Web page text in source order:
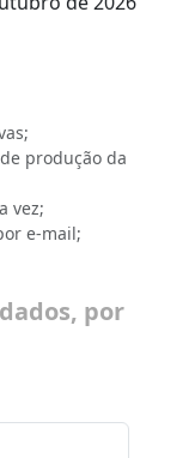
produção da
vez;
e-mail;
por